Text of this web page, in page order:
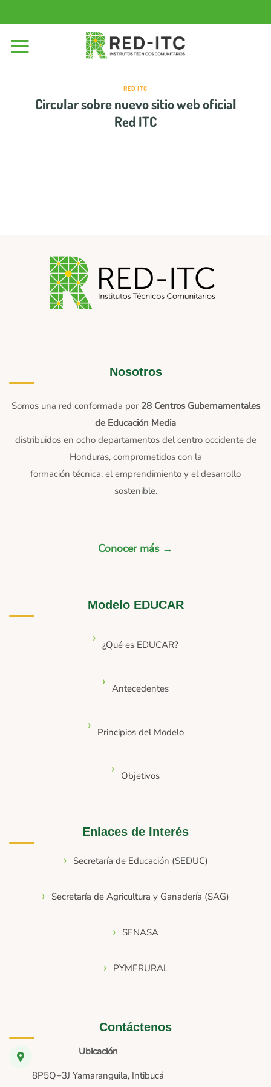
al
contenido
RED ITC
Circular sobre nuevo sitio web oficial
Red ITC
Nosotros
Somos una red conformada por 28 Centros Gubernamentales
de Educación Media
distribuidos en ocho departamentos del centro occidente de
Honduras, comprometidos con la
formación técnica, el emprendimiento y el desarrollo
sostenible.
Conocer más →
Modelo EDUCAR
¿Qué es EDUCAR?
Antecedentes
Principios del Modelo
Objetivos
Enlaces de Interés
Secretaría de Educación (SEDUC)
Secretaría de Agricultura y Ganadería (SAG)
SENASA
PYMERURAL
Contáctenos
Ubicación
8P5Q+3J Yamaranguila, Intibucá